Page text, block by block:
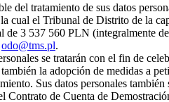
del tratamiento de sus datos
cual el Tribunal de Distrito de la
de 3 537 560 PLN (integralmente
odo@tms.pl.
se tratarán con el fin de
la adopción de medidas a
Sus datos personales
Contrato de Cuenta de